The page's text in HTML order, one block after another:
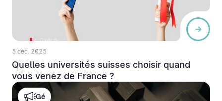
5 déc. 2025
Quelles universités suisses choisir quand
vous venez de France ?
Gé